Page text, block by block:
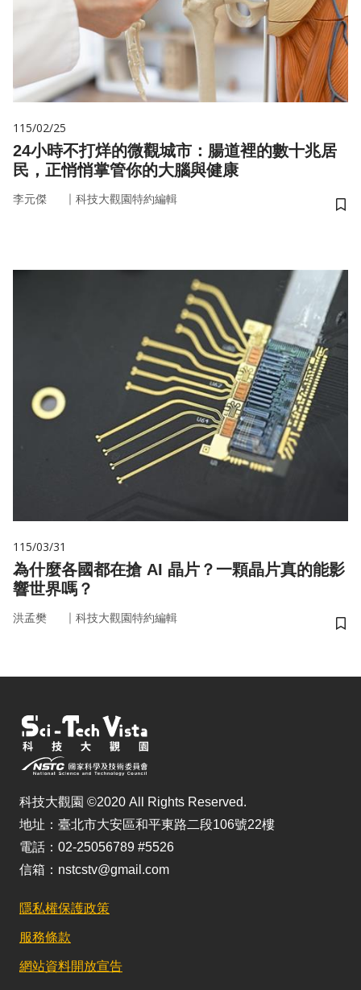
115/02/25
24小時不打烊的微觀城市：腸道裡的數十兆居
民，正悄悄掌管你的大腦與健康
李元傑 ｜ 科技大觀園特約編輯
儲
115/03/31
為什麼各國都在搶 AI 晶片？一顆晶片真的能影
響世界嗎？
洪孟樊 ｜ 科技大觀園特約編輯
儲
科技大觀園 ©2020 All Rights Reserved.
地址：臺北市大安區和平東路二段106號22樓
電話：02-25056789 #5526
信箱：nstcstv@gmail.com
隱私權保護政策
服務條款
網站資料開放宣告